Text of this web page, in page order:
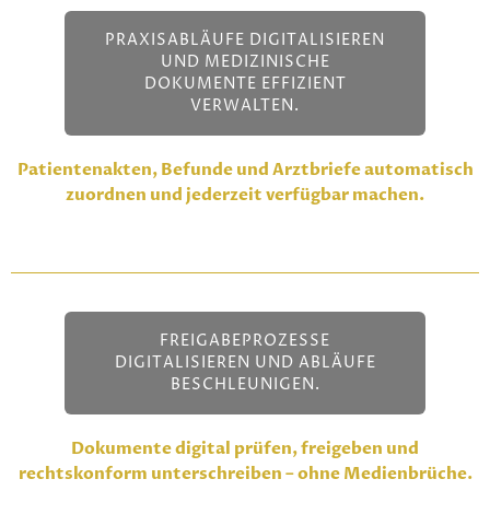
PRAXISABLÄUFE DIGITALISIEREN
UND MEDIZINISCHE
DOKUMENTE EFFIZIENT
VERWALTEN.
Patientenakten, Befunde und Arztbriefe automatisch
zuordnen und jederzeit verfügbar machen.
FREIGABEPROZESSE
DIGITALISIEREN UND ABLÄUFE
BESCHLEUNIGEN.
Dokumente digital prüfen, freigeben und
rechtskonform unterschreiben – ohne Medienbrüche.